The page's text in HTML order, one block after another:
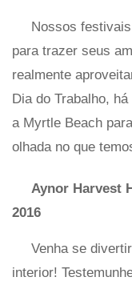
Nossos
para trazer seus
realmente
Dia do Trabalho,
a Myrtle Beach
olhada no que
Aynor Harvest
2016
Venha se
interior!